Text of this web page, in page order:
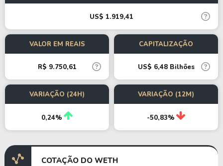
US$ 1.919,41
VALOR EM REAIS
R$ 9.750,61
CAPITALIZAÇÃO
US$ 6,48 Bilhões
VARIAÇÃO (24H)
0,24%
VARIAÇÃO (12M)
-50,83%
COTAÇÃO DO WETH